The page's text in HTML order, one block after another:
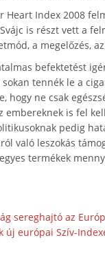
Heart Index 2008
is részt vett a
a megelőzés,
befektetést
sokan tennék le a
hogy ne csak
embereknek is fel
pedig
való leszokás
termékek
sereghajtó az
új európai Szív-